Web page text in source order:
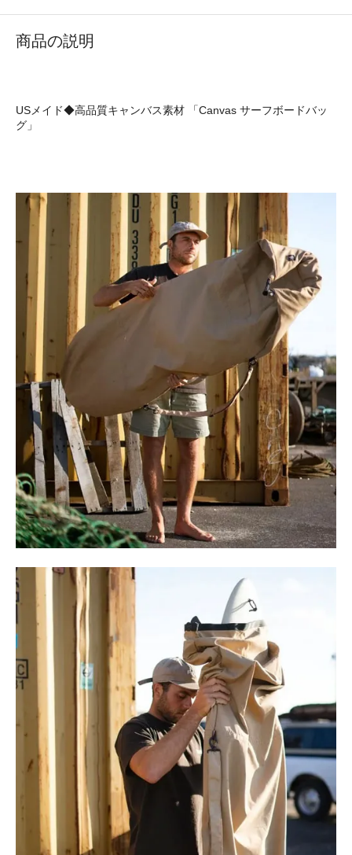
商品の説明
USメイド◆高品質キャンバス素材 「Canvas サーフボードバッ
グ」